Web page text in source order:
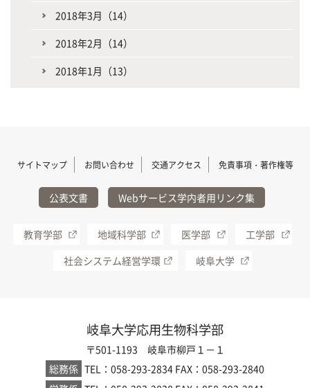
2018年3月（14）
2018年2月（14）
2018年1月（13）
サイトマップ お問い合わせ 交通アクセス 免責事項・著作権等
公表文書 Webサービス学内者用リンク集
教育学部 地域科学部 医学部
工学部
社会システム経営学環
岐阜大学
岐阜大学応用生物科学部
〒501-1193 岐阜市柳戸１－１
総務係 TEL：058-293-2834 FAX：058-293-2840